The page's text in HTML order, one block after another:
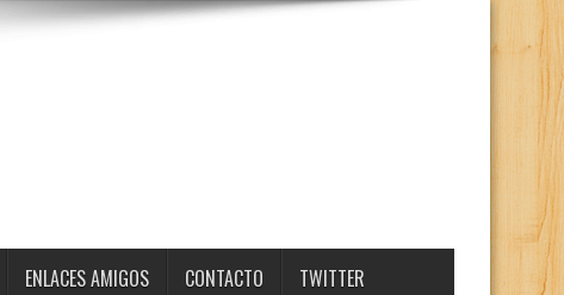
ENLACES AMIGOS CONTACTO TWITTER